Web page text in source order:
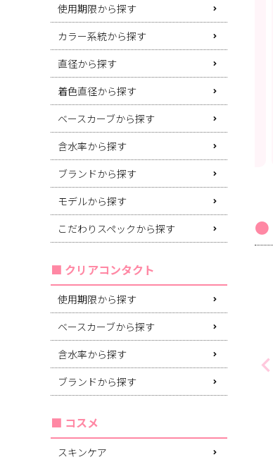
使用期限から探す
カラー系統から探す
直径から探す
着色直径から探す
ベースカーブから探す
含水率から探す
ブランドから探す
モデルから探す
こだわりスペックから探す
クリアコンタクト
使用期限から探す
ベースカーブから探す
含水率から探す
ブランドから探す
コスメ
スキンケア
特別企画
クワンデー(1箱10枚入り)
1箱分無料
対象期間：終了日未定